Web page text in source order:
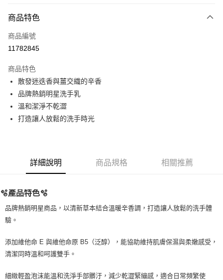
信用卡一次付款
超商取貨付款
Apple Pay
街口支付
悠遊付
全家取貨付款
每筆NT$80，滿NT$999(含以上)免運費
全家純取貨 (先付款
每筆NT$80，滿NT$999(含以上)免運費
7-11取貨付款
商品特色
商品編號
11782845
商品特色
散發迷迭香與薑交織的辛香
品牌熱銷明星洗手乳
溫和潔淨不乾澀
打造讓人放鬆的洗手時光
詳細說明 商品規格 相關推薦
🫧產品特色🫧
品牌熱銷明星商品，以清新草本結合溫暖辛香調，打造讓人放鬆的洗手體
驗。
添加維他命 E 與維他命原 B5（泛醇），能協助維持肌膚保濕與柔嫩感受，
清潔同時溫和呵護雙手。
細緻輕盈泡沫能溫和洗淨手部髒汙，減少乾澀緊繃感，適合日常頻繁使